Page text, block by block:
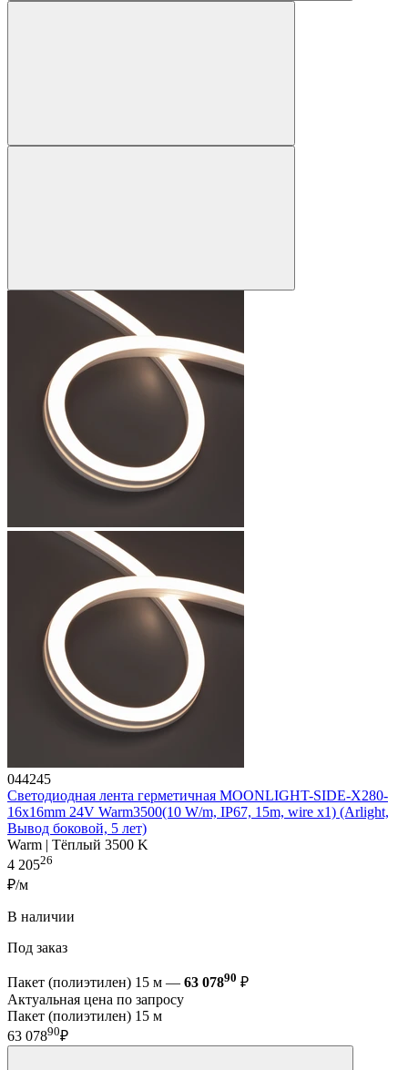
044245
Светодиодная лента герметичная MOONLIGHT-SIDE-X280-
16x16mm 24V Warm3500(10 W/m, IP67, 15m, wire x1) (Arlight,
Вывод боковой, 5 лет)
Warm | Тёплый 3500 K
4 20526
₽/м
В наличии
Под заказ
Пакет (полиэтилен) 15 м — 63 07890 ₽
Актуальная цена по запросу
Пакет (полиэтилен) 15 м
63 07890₽